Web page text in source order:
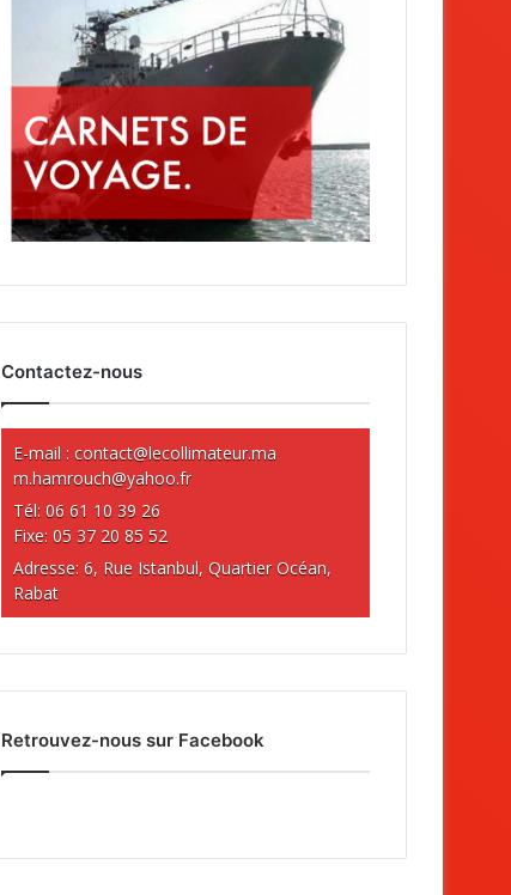
Contactez-nous
E-mail :contact@lecollimateur.ma
m.hamrouch@yahoo.fr
Tél: 06 61 10 39 26
Fixe: 05 37 20 85 52
Adresse: 6, Rue Istanbul, Quartier Océan,
Rabat
Retrouvez-nous sur Facebook